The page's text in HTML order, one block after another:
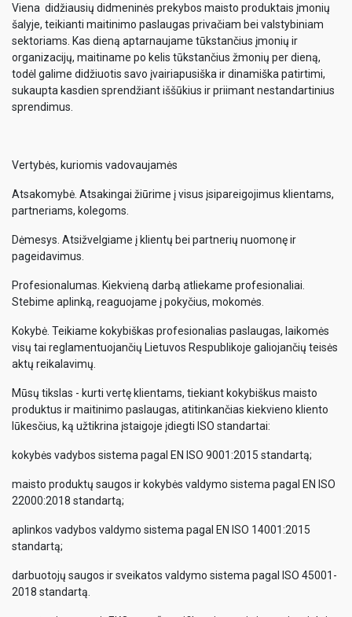
Viena didžiausių didmeninės prekybos maisto produktais įmonių
šalyje, teikianti maitinimo paslaugas privačiam bei valstybiniam
sektoriams. Kas dieną aptarnaujame tūkstančius įmonių ir
organizacijų, maitiname po kelis tūkstančius žmonių per dieną,
todėl galime didžiuotis savo įvairiapusiška ir dinamiška patirtimi,
sukaupta kasdien sprendžiant iššūkius ir priimant nestandartinius
sprendimus.
Vertybės, kuriomis vadovaujamės
Atsakomybė. Atsakingai žiūrime į visus įsipareigojimus klientams,
partneriams, kolegoms.
Dėmesys. Atsižvelgiame į klientų bei partnerių nuomonę ir
pageidavimus.
Profesionalumas. Kiekvieną darbą atliekame profesionaliai.
Stebime aplinką, reaguojame į pokyčius, mokomės.
Kokybė. Teikiame kokybiškas profesionalias paslaugas, laikomės
visų tai reglamentuojančių Lietuvos Respublikoje galiojančių teisės
aktų reikalavimų.
Mūsų tikslas - kurti vertę klientams, tiekiant kokybiškus maisto
produktus ir maitinimo paslaugas, atitinkančias kiekvieno kliento
lūkesčius, ką užtikrina įstaigoje įdiegti ISO standartai:
kokybės vadybos sistema pagal EN ISO 9001:2015 standartą;
maisto produktų saugos ir kokybės valdymo sistema pagal EN ISO
22000:2018 standartą;
aplinkos vadybos valdymo sistema pagal EN ISO 14001:2015
standartą;
darbuotojų saugos ir sveikatos valdymo sistema pagal ISO 45001-
2018 standartą.